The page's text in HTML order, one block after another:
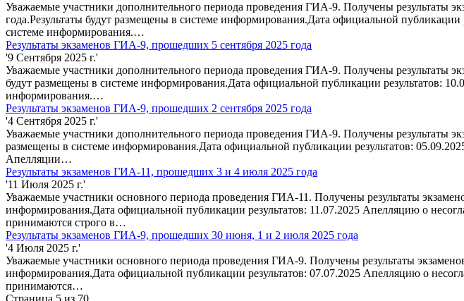
Уважаемые участники дополнительного периода проведения ГИА-9. Получены результаты
года.Результаты будут размещены в системе информирования.Дата официальной
системе информирования.…
Результаты экзаменов ГИА-9, прошедших 5 сентября 2025 года
'9 Сентября 2025 г.'
Уважаемые участники дополнительного периода проведения ГИА-9. Получены результаты
будут размещены в системе информирования.Дата официальной публикации результатов:
информирования.…
Результаты экзаменов ГИА-9, прошедших 2 сентября 2025 года
'4 Сентября 2025 г.'
Уважаемые участники дополнительного периода проведения ГИА-9. Получены результаты
размещены в системе информирования.Дата официальной публикации результатов:
Апелляции…
Результаты экзаменов ГИА-11, прошедших 3 и 4 июля 2025 года
'11 Июля 2025 г.'
Уважаемые участники основного периода проведения ГИА-11. Получены результаты
информирования.Дата официальной публикации результатов: 11.07.2025 Апелляцию о
принимаются строго в…
Результаты экзаменов ГИА-9, прошедших 30 июня, 1 и 2 июля 2025 года
'4 Июля 2025 г.'
Уважаемые участники основного периода проведения ГИА-9. Получены результаты
информирования.Дата официальной публикации результатов: 07.07.2025 Апелляцию о
принимаются…